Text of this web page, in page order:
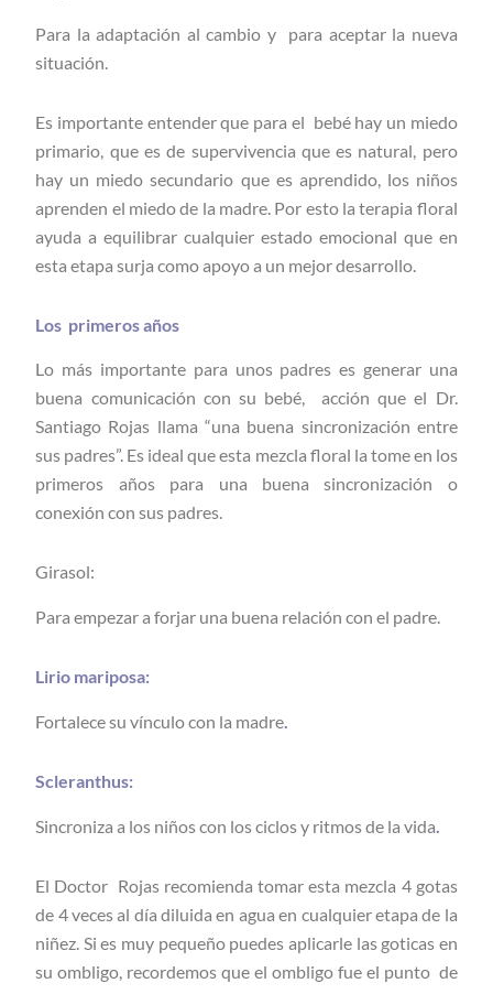
Para la adaptación al cambio y para aceptar la nueva
situación.
Es importante entender que para el bebé hay un miedo
primario, que es de supervivencia que es natural, pero
hay un miedo secundario que es aprendido, los niños
aprenden el miedo de la madre. Por esto la terapia floral
ayuda a equilibrar cualquier estado emocional que en
esta etapa surja como apoyo a un mejor desarrollo.
Los primeros años
Lo más importante para unos padres es generar una
buena comunicación con su bebé, acción que el Dr.
Santiago Rojas llama “una buena sincronización entre
sus padres”. Es ideal que esta mezcla floral la tome en los
primeros años para una buena sincronización o
conexión con sus padres.
Girasol:
Para empezar a forjar una buena relación con el padre.
Lirio mariposa:
Fortalece su vínculo con la madre.
Scleranthus:
Sincroniza a los niños con los ciclos y ritmos de la vida.
El Doctor Rojas recomienda tomar esta mezcla 4 gotas
de 4 veces al día diluida en agua en cualquier etapa de la
niñez. Si es muy pequeño puedes aplicarle las goticas en
su ombligo, recordemos que el ombligo fue el punto de